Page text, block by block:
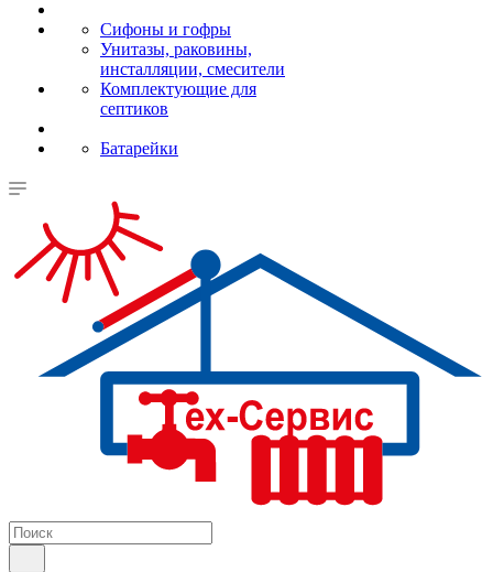
Сифоны и гофры
Унитазы, раковины,
инсталляции, смесители
Комплектующие для
септиков
Батарейки